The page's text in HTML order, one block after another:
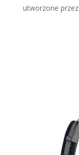
utworzone przez